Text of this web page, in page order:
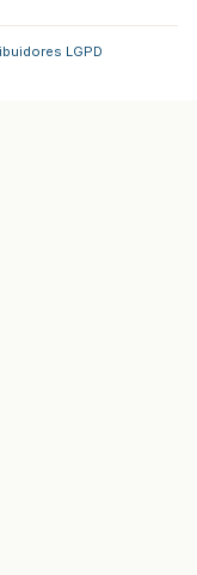
LGPD